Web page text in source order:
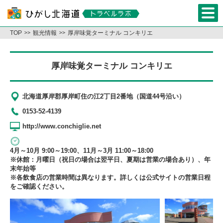
TOP 観光情報 厚岸味覚ターミナル コンキリエ
厚岸味覚ターミナル コンキリエ
北海道厚岸郡厚岸町住の江2丁目2番地（国道44号沿い）
0153-52-4139
http://www.conchiglie.net
4月～10月 9:00～19:00、11月～3月 11:00～18:00
※休館：月曜日（祝日の場合は翌平日、夏期は営業の場合あり）、年
末年始等
※各飲食店の営業時間は異なります。詳しくは公式サイトの営業日程
をご確認ください。